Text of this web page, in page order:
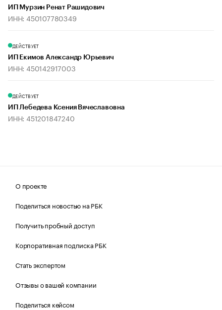
ИП Мурзин Ренат Рашидович
ИНН: 450107780349
ДЕЙСТВУЕТ
ИП Екимов Александр Юрьевич
ИНН: 450142917003
ДЕЙСТВУЕТ
ИП Лебедева Ксения Вячеславовна
ИНН: 451201847240
О проекте
Поделиться новостью на РБК
Получить пробный доступ
Корпоративная подписка РБК
Стать экспертом
Отзывы о вашей компании
Поделиться кейсом